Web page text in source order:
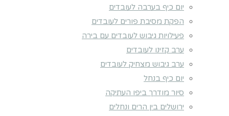
יום כיף בערבה לעובדים
הפקת מסיבת פורים לעובדים
פעילויות גיבוש לעובדים עם בירה
ערב קזינו לעובדים
ערב גיבוש מצחיק לעובדים
יום כיף בנחל
סיור מודרך ביפו העתיקה
ירושלים בין הרים ונחלים